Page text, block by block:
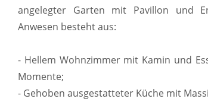
angelegter Garten mit Pavillon und
Anwesen besteht aus:
- Hellem Wohnzimmer mit Kamin und
Momente;
- Gehoben ausgestatteter Küche mit